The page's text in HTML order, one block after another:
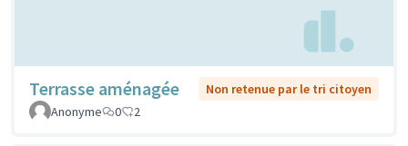
Terrasse aménagée
Non retenue par le tri citoyen
Anonyme
0 2